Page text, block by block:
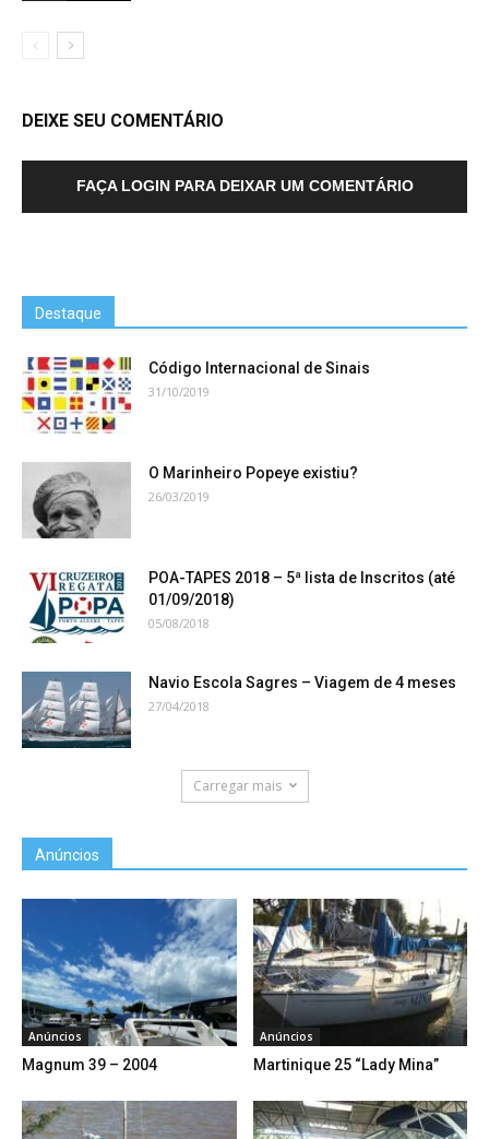
DEIXE SEU COMENTÁRIO
FAÇA LOGIN PARA DEIXAR UM COMENTÁRIO
Destaque
Código Internacional de Sinais
31/10/2019
O Marinheiro Popeye existiu?
26/03/2019
POA-TAPES 2018 – 5ª lista de Inscritos (até
01/09/2018)
05/08/2018
Navio Escola Sagres – Viagem de 4 meses
27/04/2018
Carregar mais
Anúncios
Anúncios
Magnum 39 – 2004
Anúncios
Martinique 25 “Lady Mina”